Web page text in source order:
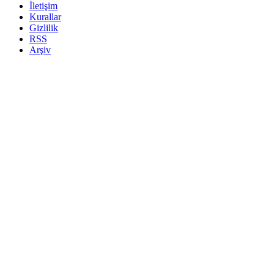
İletişim
Kurallar
Gizlilik
RSS
Arşiv